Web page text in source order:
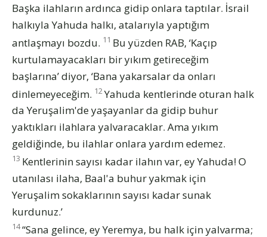
Başka ilahların ardınca gidip onlara taptılar. İsrail
halkıyla Yahuda halkı, atalarıyla yaptığım
antlaşmayı bozdu. 11 Bu yüzden RAB, ‘Kaçıp
kurtulamayacakları bir yıkım getireceğim
başlarına’ diyor, ‘Bana yakarsalar da onları
dinlemeyeceğim. 12 Yahuda kentlerinde oturan halk
da Yeruşalim'de yaşayanlar da gidip buhur
yaktıkları ilahlara yalvaracaklar. Ama yıkım
geldiğinde, bu ilahlar onlara yardım edemez.
13 Kentlerinin sayısı kadar ilahın var, ey Yahuda! O
utanılası ilaha, Baal'a buhur yakmak için
Yeruşalim sokaklarının sayısı kadar sunak
kurdunuz.’
14“Sana gelince, ey Yeremya, bu halk için yalvarma;